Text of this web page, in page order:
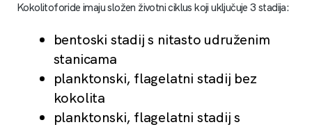
Kokolitoforide imaju složen životni ciklus koji uključuje 3 stadija:
bentoski stadij s nitasto udruženim
stanicama
planktonski, flagelatni stadij bez
kokolita
planktonski, flagelatni stadij s